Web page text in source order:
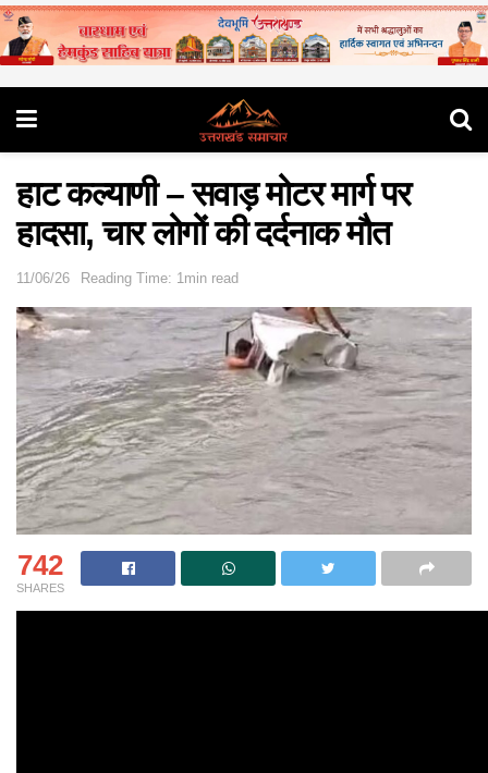
हाट कल्याणी – सवाड़ मोटर मार्ग पर
हादसा, चार लोगों की दर्दनाक मौत
11/06/26 Reading Time: 1min read
742
SHARES